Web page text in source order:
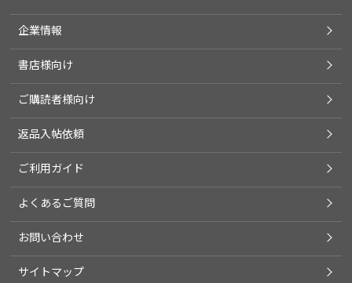
企業情報
書店様向け
ご購読者様向け
返品入帖依頼
ご利用ガイド
よくあるご質問
お問い合わせ
サイトマップ